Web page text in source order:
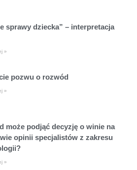
sprawy dziecka” – interpretacja
»
pozwu o rozwód
»
może podjąć decyzję o winie na
opinii specjalistów z zakresu
»